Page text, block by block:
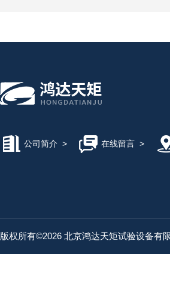
公司简介 > 在线留言>
版权所有©2026 北京鸿达天矩试验设备